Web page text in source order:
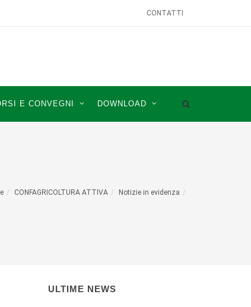
CONTATTI
E CONVEGNI DOWNLOAD
CONFAGRICOLTURA ATTIVA Notizie in evidenza
ULTIME NEWS